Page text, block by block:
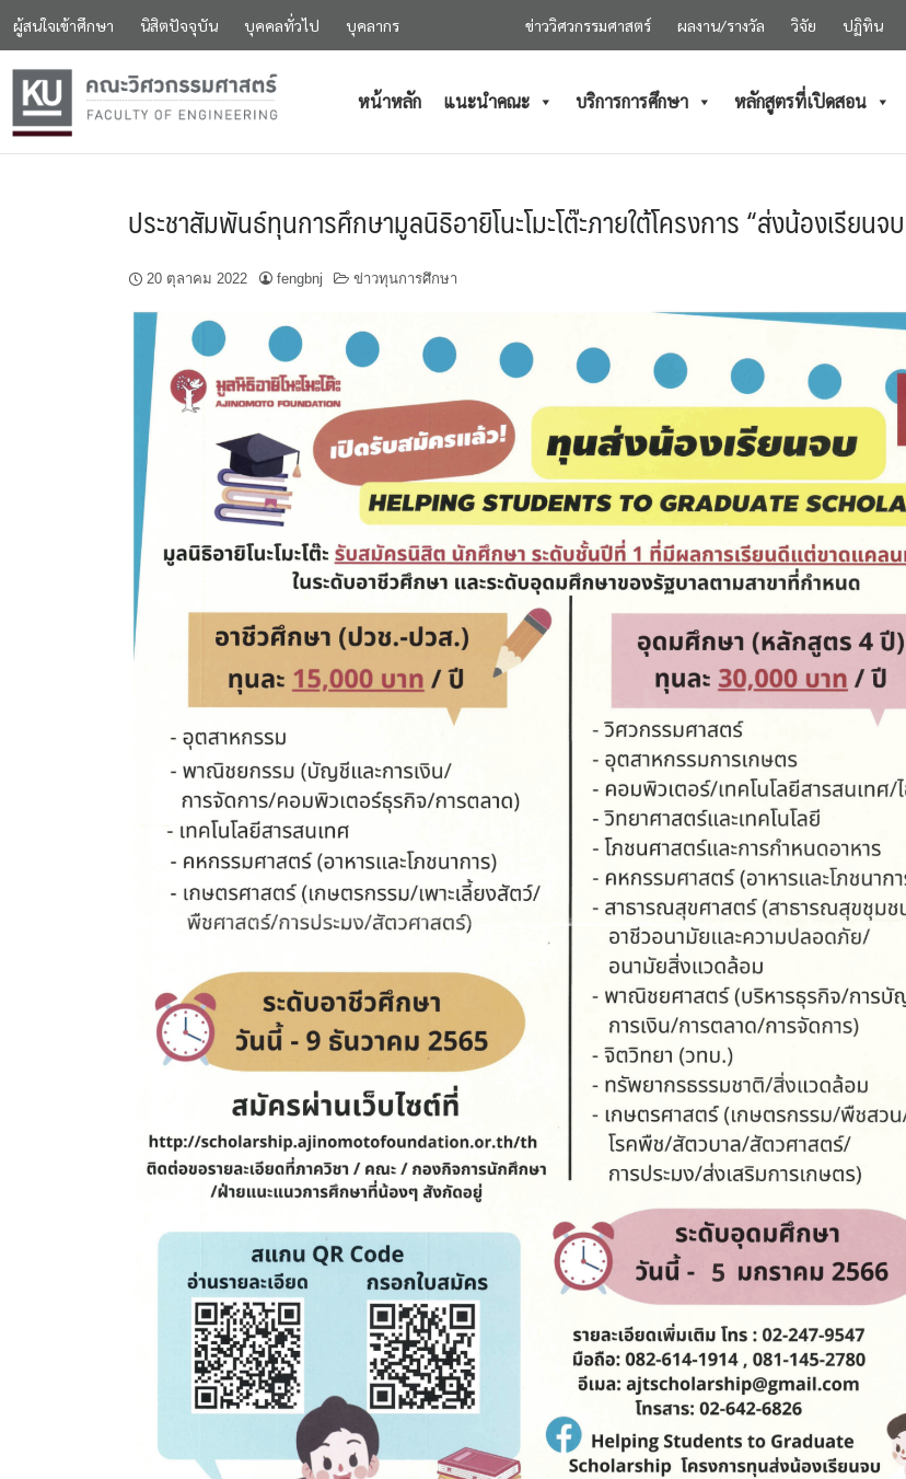
ผู้สนใจเข้าศึกษา นิสิตปัจจุบัน บุคคลทั่วไป บุคลากร ข่าววิศวกรรมศาสตร์ ผลงาน/รางวัล วิจัย ปฏิทิน
หน้าหลัก แนะนำคณะ บริการการศึกษา หลักสูตรที่เปิดสอน
ประชาสัมพันธ์ทุนการศึกษามูลนิธิอายิโนะโมะโต๊ะภายใต้โครงการ “ส่งน้องเรียน
20 ตุลาคม 2022 fengbnj ข่าวทุนการศึกษา